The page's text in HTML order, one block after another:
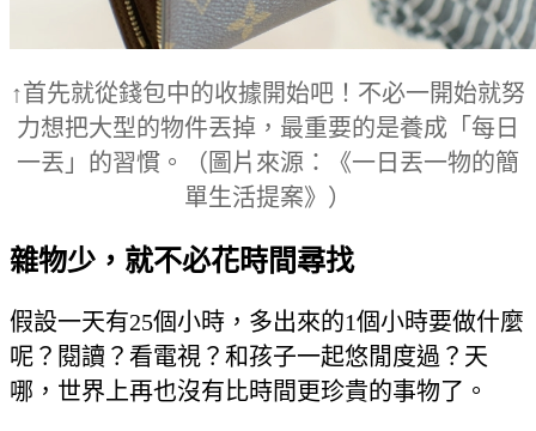
↑首先就從錢包中的收據開始吧！不必一開始就努
力想把大型的物件丟掉，最重要的是養成「每日
一丟」的習慣。（圖片來源：《一日丟一物的簡
單生活提案》）
雜物少，就不必花時間尋找
假設一天有25個小時，多出來的1個小時要做什麼
呢？閱讀？看電視？和孩子一起悠閒度過？天
哪，世界上再也沒有比時間更珍貴的事物了。